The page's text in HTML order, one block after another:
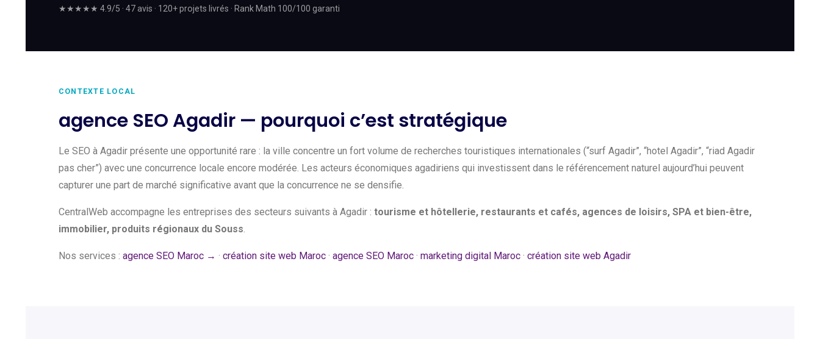
★★★★★ 4.9/5 · 47 avis · 120+ projets livrés · Rank Math 100/100 garanti
CONTEXTE LOCAL
agence SEO Agadir — pourquoi c’est stratégique
Le SEO à Agadir présente une opportunité rare : la ville concentre un fort volume de recherches touristiques internationales (“surf Agadir”, “hotel Agadir”, “riad Agadir
pas cher”) avec une concurrence locale encore modérée. Les acteurs économiques agadiriens qui investissent dans le référencement naturel aujourd’hui peuvent
capturer une part de marché significative avant que la concurrence ne se densifie.
CentralWeb accompagne les entreprises des secteurs suivants à Agadir : tourisme et hôtellerie, restaurants et cafés, agences de loisirs, SPA et bien-être,
immobilier, produits régionaux du Souss.
Nos services : agence SEO Maroc → · création site web Maroc · agence SEO Maroc · marketing digital Maroc · création site web Agadir